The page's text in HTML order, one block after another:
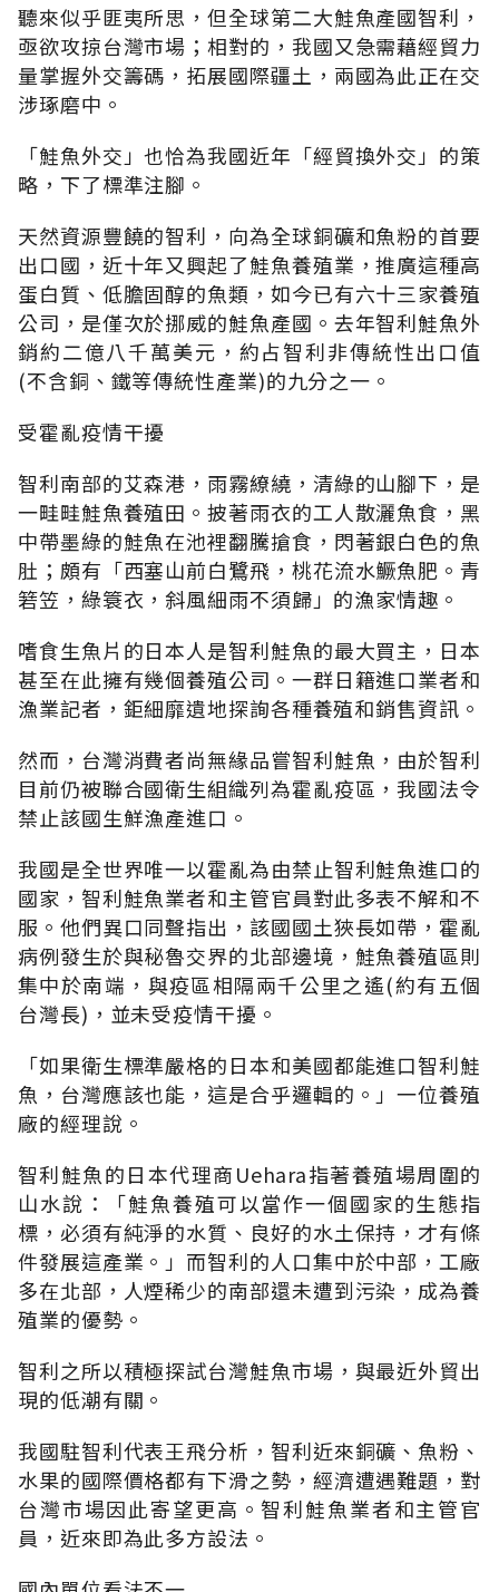
聽來似乎匪夷所思，但全球第二大鮭魚產國智利，
亟欲攻掠台灣市場；相對的，我國又急需藉經貿力
量掌握外交籌碼，拓展國際疆土，兩國為此正在交
涉琢磨中。
「鮭魚外交」也恰為我國近年「經貿換外交」的策
略，下了標準注腳。
天然資源豐饒的智利，向為全球銅礦和魚粉的首要
出口國，近十年又興起了鮭魚養殖業，推廣這種高
蛋白質、低膽固醇的魚類，如今已有六十三家養殖
公司，是僅次於挪威的鮭魚產國。去年智利鮭魚外
銷約二億八千萬美元，約占智利非傳統性出口值
(不含銅、鐵等傳統性產業)的九分之一。
受霍亂疫情干擾
智利南部的艾森港，雨霧繚繞，清綠的山腳下，是
一畦畦鮭魚養殖田。披著雨衣的工人散灑魚食，黑
中帶墨綠的鮭魚在池裡翻騰搶食，閃著銀白色的魚
肚；頗有「西塞山前白鷺飛，桃花流水鱖魚肥。青
箬笠，綠簑衣，斜風細雨不須歸」的漁家情趣。
嗜食生魚片的日本人是智利鮭魚的最大買主，日本
甚至在此擁有幾個養殖公司。一群日籍進口業者和
漁業記者，鉅細靡遺地探詢各種養殖和銷售資訊。
然而，台灣消費者尚無緣品嘗智利鮭魚，由於智利
目前仍被聯合國衛生組織列為霍亂疫區，我國法令
禁止該國生鮮漁產進口。
我國是全世界唯一以霍亂為由禁止智利鮭魚進口的
國家，智利鮭魚業者和主管官員對此多表不解和不
服。他們異口同聲指出，該國國土狹長如帶，霍亂
病例發生於與秘魯交界的北部邊境，鮭魚養殖區則
集中於南端，與疫區相隔兩千公里之遙(約有五個
台灣長)，並未受疫情干擾。
「如果衛生標準嚴格的日本和美國都能進口智利鮭
魚，台灣應該也能，這是合乎邏輯的。」一位養殖
廠的經理說。
智利鮭魚的日本代理商Uehara指著養殖場周圍的
山水說：「鮭魚養殖可以當作一個國家的生態指
標，必須有純淨的水質、良好的水土保持，才有條
件發展這產業。」而智利的人口集中於中部，工廠
多在北部，人煙稀少的南部還未遭到污染，成為養
殖業的優勢。
智利之所以積極探試台灣鮭魚市場，與最近外貿出
現的低潮有關。
我國駐智利代表王飛分析，智利近來銅礦、魚粉、
水果的國際價格都有下滑之勢，經濟遭遇難題，對
台灣市場因此寄望更高。智利鮭魚業者和主管官
員，近來即為此多方設法。